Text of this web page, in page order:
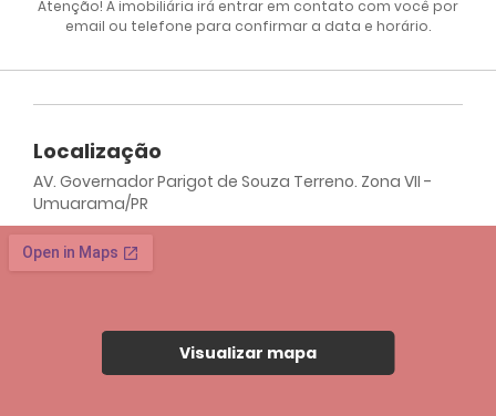
Atenção! A imobiliária irá entrar em contato com você por
email ou telefone para confirmar a data e horário.
Localização
AV. Governador Parigot de Souza Terreno. Zona VII -
Umuarama/PR
Visualizar mapa